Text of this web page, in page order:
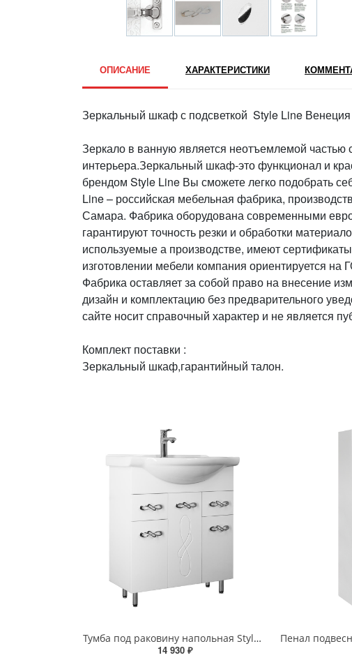
ОПИСАНИЕ ХАРАКТЕРИСТИКИ
Зеркальный шкаф с подсветкой Style Line
Зеркало в ванную является неотъемлемой частью
интерьера.Зеркальный шкаф-это функционал и
брендом Style Line Вы сможете легко подобрать
Line – российская мебельная фабрика,
Самара. Фабрика оборудована современными
гарантируют точность резки и обработки
используемые а производстве, имеют
изготовлении мебели компания ориентируется на
Фабрика оставляет за собой право на внесение
дизайн и комплектацию без предварительного
сайте носит справочный характер и не является
Комплект поставки :
Зеркальный шкаф,гарантийный талон.
Тумба под раковину напольная Style Line Венеция 75 2 ящ. белый ЛС-00002282
14 930 ₽